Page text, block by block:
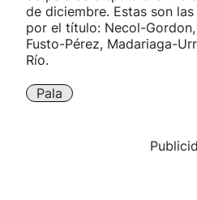
"Helmuga"
de diciembre. Estas son
por el título: Necol-
Fusto-Pérez, Madariaga-
Río.
Pala